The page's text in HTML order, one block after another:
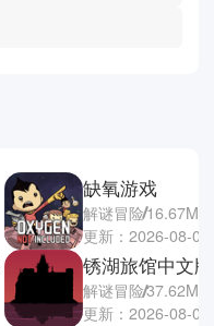
缺氧游戏
解谜冒险16.67M
更新：2026-08-05
锈湖旅馆中文版
解谜冒险37.62M
更新：2026-08-05